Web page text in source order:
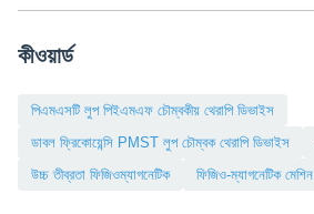
কীওয়ার্ড
পিএমএসটি লুপ পিইএমএফ চৌম্বকীয় থেরাপি ডিভাইস
ডাবল ফ্রিকোয়েন্সি PMST লুপ চৌম্বক থেরাপি ডিভাইস
উচ্চ তীব্রতা ফিজিওম্যাগনেটিক
ফিজিও-ম্যাগনেটিক মেশিন